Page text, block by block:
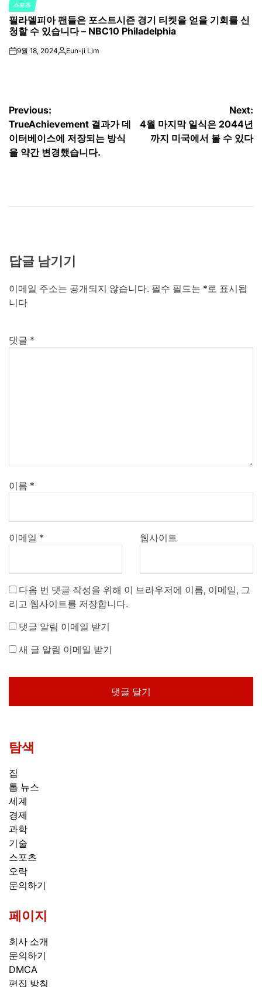
POSTED
IN
스포츠
필라델피아 팬들은 포스트시즌 경기 티켓을 얻을 기회를 신
청할 수 있습니다 – NBC10 Philadelphia
on9월 18, 2024Posted
Eun-ji Lim
글
탐
색
Previous:
TrueAchievement 결과가 데
이터베이스에 저장되는 방식
을 약간 변경했습니다.
Next:
4월 마지막 일식은 2044년
까지 미국에서 볼 수 있다
답글 남기기
이메일 주소는 공개되지 않습니다. 필수 필드는 * 로 표시됩
니다
댓글 *
이름 *
이메일 * 웹사이트
다음 번 댓글 작성을 위해 이 브라우저에 이름, 이메일, 그
리고 웹사이트를 저장합니다.
댓글 알림 이메일 받기
새 글 알림 이메일 받기
탐색
집
톱 뉴스
세계
경제
과학
기술
스포츠
오락
문의하기
페이지
회사 소개
문의하기
DMCA
편집 방침